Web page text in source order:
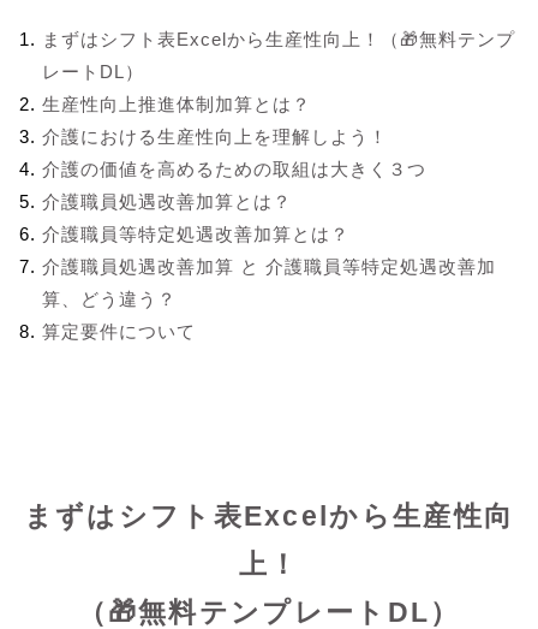
まずはシフト表Excelから生産性向上！（🎁無料テンプ
レートDL）
生産性向上推進体制加算とは？
介護における生産性向上を理解しよう！
介護の価値を高めるための取組は大きく３つ
介護職員処遇改善加算とは？
介護職員等特定処遇改善加算とは？
介護職員処遇改善加算 と 介護職員等特定処遇改善加
算、どう違う？
算定要件について
まずはシフト表Excelから生産性向
上！
（🎁無料テンプレートDL）